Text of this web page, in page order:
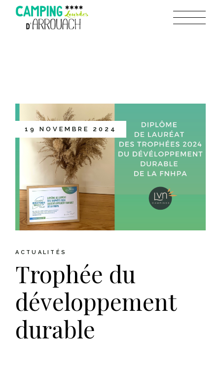
19 NOVEMBRE 2024
ACTUALITÉS
Trophée du
développement
durable